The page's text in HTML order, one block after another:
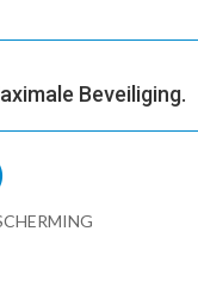
Beveiliging.